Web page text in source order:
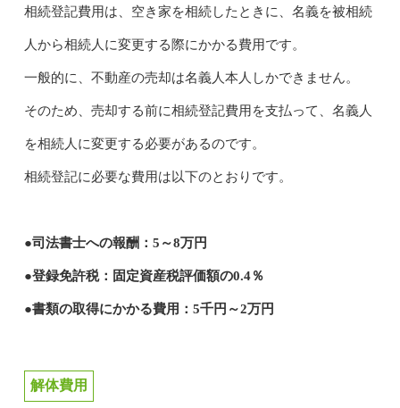
相続登記費用は、空き家を相続したときに、名義を被相続
人から相続人に変更する際にかかる費用です。
一般的に、不動産の売却は名義人本人しかできません。
そのため、売却する前に相続登記費用を支払って、名義人
を相続人に変更する必要があるのです。
相続登記に必要な費用は以下のとおりです。
●司法書士への報酬：5～8万円
●登録免許税：固定資産税評価額の0.4％
●書類の取得にかかる費用：5千円～2万円
解体費用